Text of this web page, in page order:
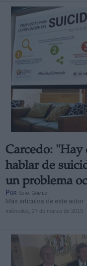
Carcedo: "Hay
hablar de
un problema
Por Sara Gómez
Más artículos de este autor
miércoles, 27 de marzo de 2019